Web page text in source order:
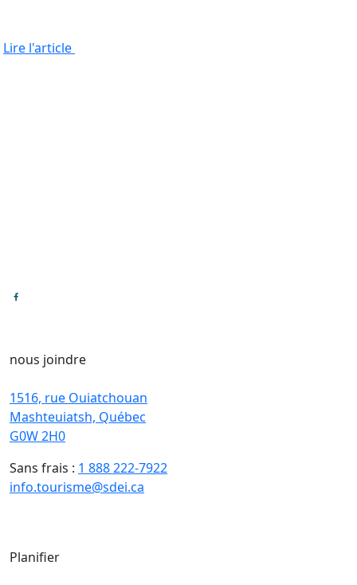
Lire l'article
nous joindre
1516, rue Ouiatchouan
Mashteuiatsh, Québec
G0W 2H0
Sans frais : 1 888 222-7922
info.tourisme@sdei.ca
Planifier